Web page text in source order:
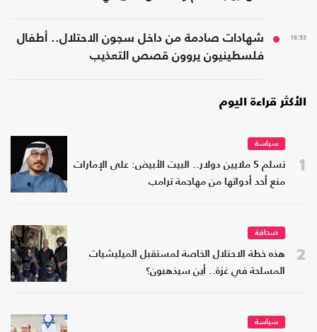
16:53
شهادات صادمة من داخل سجون الاحتلال.. أطفال
فلسطينيون يروون قصص التعذيب
الأكثر قراءة اليوم
1
سياسة
تسلم 5 ملايين دولار.. البيت الأبيض: على الإمارات
منع أحد أدواتها من مهاجمة ترامب
2
صحافة
هذه خطة الاحتلال الخاصة لمستقبل الميليشيات
المسلحة في غزة.. أين سيذهبون؟
سياسة